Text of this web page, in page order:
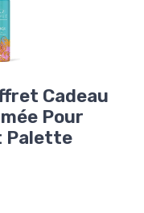
Cadeau
Pour
Palette